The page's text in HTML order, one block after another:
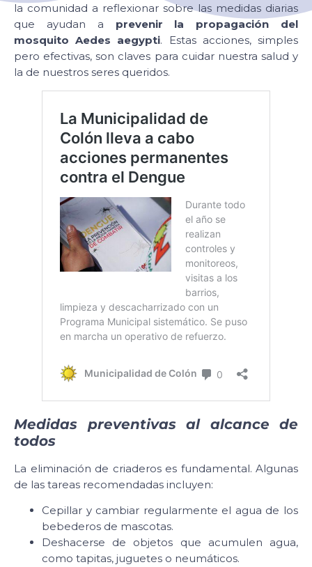
la comunidad a reflexionar sobre las medidas diarias
que ayudan a prevenir la propagación del
mosquito Aedes aegypti. Estas acciones, simples
pero efectivas, son claves para cuidar nuestra salud y
la de nuestros seres queridos.
Medidas preventivas al alcance de
todos
La eliminación de criaderos es fundamental. Algunas
de las tareas recomendadas incluyen:
Cepillar y cambiar regularmente el agua de los
bebederos de mascotas.
Deshacerse de objetos que acumulen agua,
como tapitas, juguetes o neumáticos.